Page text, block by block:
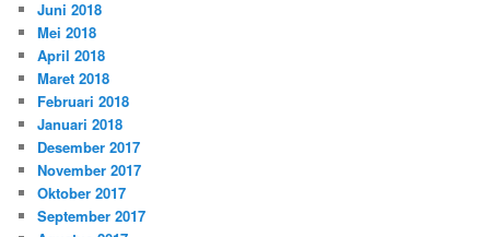
Juni 2018
Mei 2018
April 2018
Maret 2018
Februari 2018
Januari 2018
Desember 2017
November 2017
Oktober 2017
September 2017